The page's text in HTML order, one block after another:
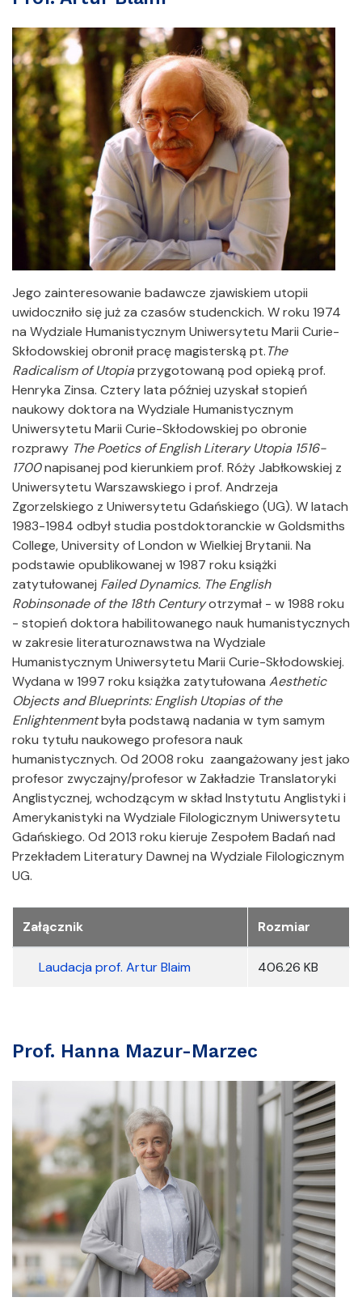
Jego zainteresowanie badawcze zjawiskiem utopii
uwidoczniło się już za czasów studenckich. W roku 1974
na Wydziale Humanistycznym Uniwersytetu Marii Curie-
Skłodowskiej obronił pracę magisterską pt.The
Radicalism of Utopiaprzygotowaną pod opieką prof.
Henryka Zinsa. Cztery lata później uzyskał stopień
naukowy doktora na Wydziale Humanistycznym
Uniwersytetu Marii Curie-Skłodowskiej po obronie
rozprawy The Poetics of English Literary Utopia 1516-
1700napisanej pod kierunkiem prof. Róży Jabłkowskiej z
Uniwersytetu Warszawskiego i prof. Andrzeja
Zgorzelskiego z Uniwersytetu Gdańskiego (UG). W latach
1983-1984 odbył studia postdoktoranckie w Goldsmiths
College, University of London w Wielkiej Brytanii. Na
podstawie opublikowanej w 1987 roku książki
zatytułowanej Failed Dynamics. The English
Robinsonade of the 18th Centuryotrzymał - w 1988 roku
- stopień doktora habilitowanego nauk humanistycznych
w zakresie literaturoznawstwa na Wydziale
Humanistycznym Uniwersytetu Marii Curie-Skłodowskiej.
Wydana w 1997 roku książka zatytułowana Aesthetic
Objects and Blueprints: English Utopias of the
Enlightenmentbyła podstawą nadania w tym samym
roku tytułu naukowego profesora nauk
humanistycznych. Od 2008 roku zaangażowany jest jako
profesor zwyczajny/profesor w Zakładzie Translatoryki
Anglistycznej, wchodzącym w skład Instytutu Anglistyki i
Amerykanistyki na Wydziale Filologicznym Uniwersytetu
Gdańskiego. Od 2013 roku kieruje Zespołem Badań nad
Przekładem Literatury Dawnej na Wydziale Filologicznym
UG.
Załączniki
Załącznik
Rozmiar
Laudacja prof. Artur Blaim 406.26 KB
Prof. Hanna Mazur-Marzec